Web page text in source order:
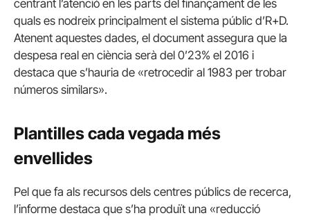
centrant l’atenció en les parts del finançament de les
quals es nodreix principalment el sistema públic d’R+D.
Atenent aquestes dades, el document assegura que la
despesa real en ciència serà del 0’23% el 2016 i
destaca que s’hauria de «retrocedir al 1983 per trobar
números similars».
Plantilles cada vegada més
envellides
Pel que fa als recursos dels centres públics de recerca,
l’informe destaca que s’ha produït una «reducció